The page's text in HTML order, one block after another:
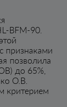
BFM-90.
признаками
позволила
до 65%,
О.В.
критерием